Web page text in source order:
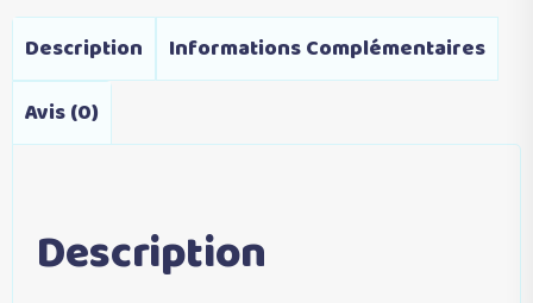
Description
Informations Complémentaires
Avis (0)
Description